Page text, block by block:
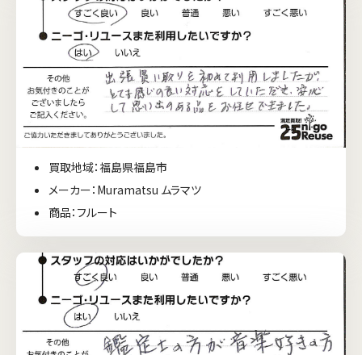
買取地域：福島県福島市
メーカー：Muramatsu ムラマツ
商品：フルート